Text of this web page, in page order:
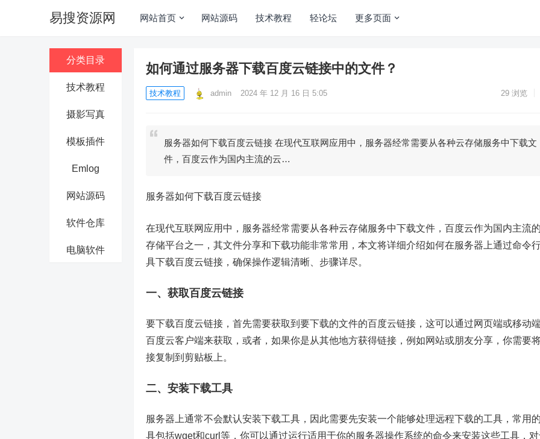
易搜资源网 网站首页 网站源码 技术教程 轻论坛 更多页面
分类目录
技术教程
摄影写真
模板插件
Emlog
网站源码
软件仓库
电脑软件
如何通过服务器下载百度云链接中的文件？
技术教程 admin 2024 年 12 月 16 日 5:05 29 浏览
服务器如何下载百度云链接 在现代互联网应用中，服务器经常需要从各种云存储服务中下载文
件，百度云作为国内主流的云…
服务器如何下载百度云链接
在现代互联网应用中，服务器经常需要从各种云存储服务中下载文件，百度云作为国内主流
存储平台之一，其文件分享和下载功能非常常用，本文将详细介绍如何在服务器上通过命令
具下载百度云链接，确保操作逻辑清晰、步骤详尽。
一、获取百度云链接
要下载百度云链接，首先需要获取到要下载的文件的百度云链接，这可以通过网页端或移动
百度云客户端来获取，或者，如果你是从其他地方获得链接，例如网站或朋友分享，你需要
接复制到剪贴板上。
二、安装下载工具
服务器上通常不会默认安装下载工具，因此需要先安装一个能够处理远程下载的工具，常用
具包括wget和curl等，你可以通过运行适用于你的服务器操作系统的命令来安装这些工具，